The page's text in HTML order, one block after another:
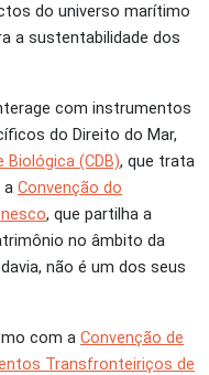
do universo marítimo
a sustentabilidade dos
com instrumentos
do Direito do Mar,
Biológica (CDB), que trata
a Convenção do
, que partilha a
no âmbito da
não é um dos seus
com a Convenção de
Transfronteiriços de